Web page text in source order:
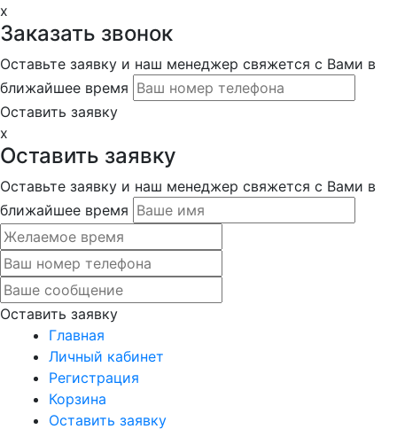
x
Заказать звонок
Оставьте заявку и наш менеджер свяжется с Вами в
ближайшее время
Оставить заявку
x
Оставить заявку
Оставьте заявку и наш менеджер свяжется с Вами в
ближайшее время
Оставить заявку
Главная
Личный кабинет
Регистрация
Корзина
Оставить заявку